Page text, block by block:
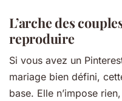
L’arche des
reproduire
Si vous avez un
mariage bien défini,
base. Elle n’impose